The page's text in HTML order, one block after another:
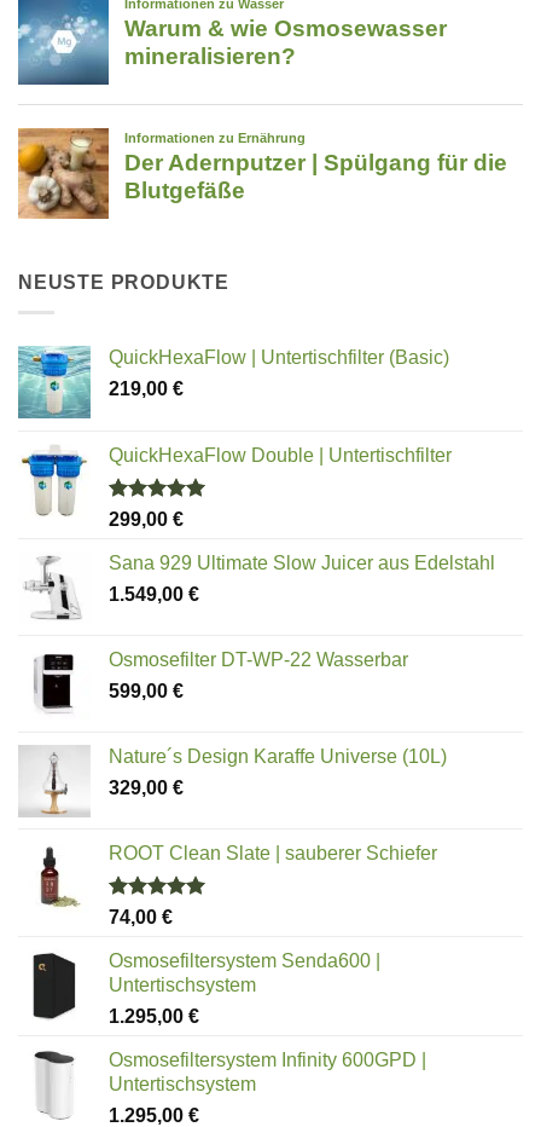
NEUSTE PRODUKTE
QuickHexaFlow | Untertischfilter (Basic)
219,00 €
QuickHexaFlow Double | Untertischfilter
Bewertet
von 5
299,00 €
Sana 929 Ultimate Slow Juicer aus Edelstahl
1.549,00 €
Osmosefilter DT-WP-22 Wasserbar
599,00 €
Nature´s Design Karaffe Universe (10L)
329,00 €
ROOT Clean Slate | sauberer Schiefer
Bewertet
von 5
74,00 €
Osmosefiltersystem Senda600 |
Untertischsystem
1.295,00 €
Osmosefiltersystem Infinity 600GPD |
Untertischsystem
1.295,00 €